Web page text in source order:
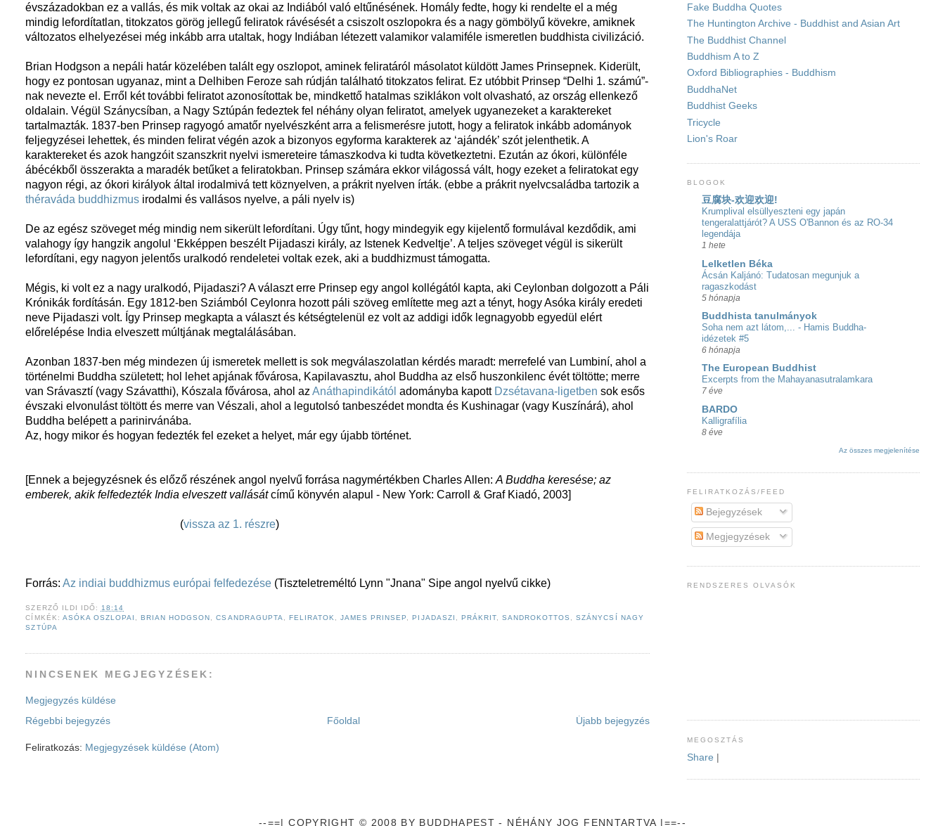
évszázadokban ez a vallás, és mik voltak az okai az Indiából való eltűnésének. Homály fedte, hogy ki rendelte el a még
mindig lefordítatlan, titokzatos görög jellegű feliratok rávésését a csiszolt oszlopokra és a nagy gömbölyű kövekre, amiknek
változatos elhelyezései még inkább arra utaltak, hogy Indiában létezett valamikor valamiféle ismeretlen buddhista civilizáció.
Brian Hodgson a nepáli határ közelében talált egy oszlopot, aminek feliratáról másolatot küldött James Prinsepnek. Kiderült,
hogy ez pontosan ugyanaz, mint a Delhiben Feroze sah rúdján található titokzatos felirat. Ez utóbbit Prinsep “Delhi 1. számú”-
nak nevezte el. Erről két további feliratot azonosítottak be, mindkettő hatalmas sziklákon volt olvasható, az ország ellenkező
oldalain. Végül Szánycsíban, a Nagy Sztúpán fedeztek fel néhány olyan feliratot, amelyek ugyanezeket a karaktereket
tartalmazták. 1837-ben Prinsep ragyogó amatőr nyelvészként arra a felismerésre jutott, hogy a feliratok inkább adományok
feljegyzései lehettek, és minden felirat végén azok a bizonyos egyforma karakterek az ‘ajándék’ szót jelenthetik. A
karaktereket és azok hangzóit szanszkrit nyelvi ismereteire támaszkodva ki tudta következtetni. Ezután az ókori, különféle
ábécékből összerakta a maradék betűket a feliratokban. Prinsep számára ekkor világossá vált, hogy ezeket a feliratokat egy
nagyon régi, az ókori királyok által irodalmivá tett köznyelven, a prákrit nyelven írták. (ebbe a prákrit nyelvcsaládba tartozik a
théraváda buddhizmus irodalmi és vallásos nyelve, a páli nyelv is)
De az egész szöveget még mindig nem sikerült lefordítani. Úgy tűnt, hogy mindegyik egy kijelentő formulával kezdődik, ami
valahogy így hangzik angolul ‘Ekképpen beszélt Pijadaszi király, az Istenek Kedveltje’. A teljes szöveget végül is sikerült
lefordítani, egy nagyon jelentős uralkodó rendeletei voltak ezek, aki a buddhizmust támogatta.
Mégis, ki volt ez a nagy uralkodó, Pijadaszi? A választ erre Prinsep egy angol kollégától kapta, aki Ceylonban dolgozott a Páli
Krónikák fordításán. Egy 1812-ben Sziámból Ceylonra hozott páli szöveg említette meg azt a tényt, hogy Asóka király eredeti
neve Pijadaszi volt. Így Prinsep megkapta a választ és kétségtelenül ez volt az addigi idők legnagyobb egyedül elért
előrelépése India elveszett múltjának megtalálásában.
Azonban 1837-ben még mindezen új ismeretek mellett is sok megválaszolatlan kérdés maradt: merrefelé van Lumbiní, ahol a
történelmi Buddha született; hol lehet apjának fővárosa, Kapilavasztu, ahol Buddha az első huszonkilenc évét töltötte; merre
van Srávasztí (vagy Szávatthi), Kószala fővárosa, ahol azAnáthapindikától adományba kapott Dzsétavana-ligetben sok esős
évszaki elvonulást töltött és merre van Vészali, ahol a legutolsó tanbeszédet mondta és Kushinagar (vagy Kuszínárá), ahol
Buddha belépett a parinirvánába.
Az, hogy mikor és hogyan fedezték fel ezeket a helyet, már egy újabb történet.
[Ennek a bejegyzésnek és előző részének angol nyelvű forrása nagymértékben Charles Allen:A Buddha keresése; az
emberek, akik felfedezték India elveszett vallásátcímű könyvén alapul - New York: Carroll & Graf Kiadó, 2003]
(vissza az 1. részre)
Forrás:Az indiai buddhizmus európai felfedezése (Tiszteletreméltó Lynn "Jnana" Sipe angol nyelvű cikke)
SZERZŐ ILDI IDŐ: 18:14
CÍMKÉK: ASÓKA OSZLOPAI , BRIAN HODGSON ,CSANDRAGUPTA, FELIRATOK,JAMES PRINSEP, PIJADASZI , PRÁKRIT, SANDROKOTTOS ,SZÁNYCSÍ NAGY
SZTÚPA
NINCSENEK MEGJEGYZÉSEK:
Megjegyzés küldése
Újabb bejegyzés
Régebbi bejegyzés Főoldal
Feliratkozás: Megjegyzések küldése (Atom)
Fake Buddha Quotes
The Huntington Archive - Buddhist and Asian Art
The Buddhist Channel
Buddhism A to Z
Oxford Bibliographies - Buddhism
BuddhaNet
Buddhist Geeks
Tricycle
Lion's Roar
BLOGOK
豆腐块-欢迎欢迎!
Krumplival elsüllyeszteni egy japán
tengeralattjárót? A USS O'Bannon és az RO-34
legendája
1 hete
Lelketlen Béka
Ácsán Kaljánó: Tudatosan megunjuk a
ragaszkodást
5 hónapja
Buddhista tanulmányok
Soha nem azt látom,... - Hamis Buddha-
idézetek #5
6 hónapja
The European Buddhist
Excerpts from the Mahayanasutralamkara
7 éve
BARDO
Kalligrafília
8 éve
Az összes megjelenítése
FELIRATKOZÁS/FEED
Bejegyzések
Megjegyzések
RENDSZERES OLVASÓK
MEGOSZTÁS
Share |
--==| COPYRIGHT © 2008 BY BUDDHAPEST - NÉHÁNY JOG FENNTARTVA |==--